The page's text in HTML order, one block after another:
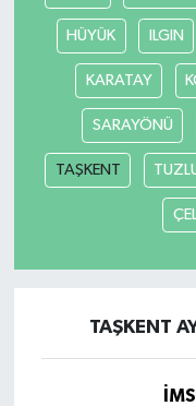
HÜYÜK ILGIN
KARATAY
SARAYÖNÜ
TAŞKENT
TAŞKENT